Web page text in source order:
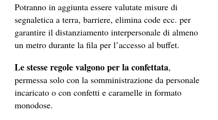
Potranno in aggiunta essere valutate misure di
segnaletica a terra, barriere, elimina code ecc. per
garantire il distanziamento interpersonale di almeno
un metro durante la fila per l’accesso al buffet.
Le stesse regole valgono per la confettata,
permessa solo con la somministrazione da personale
incaricato o con confetti e caramelle in formato
monodose.